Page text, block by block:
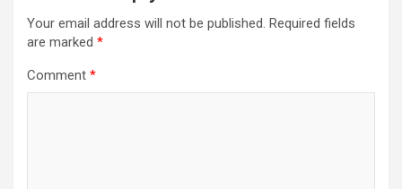
Your email address will not be published. Required fields
are marked *
Comment *